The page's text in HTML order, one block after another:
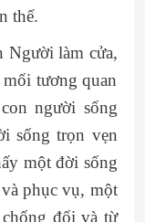
thế.
Người làm cửa,
tương quan
người sống
sống trọn vẹn
một đời sống
phục vụ, một
đối và từ